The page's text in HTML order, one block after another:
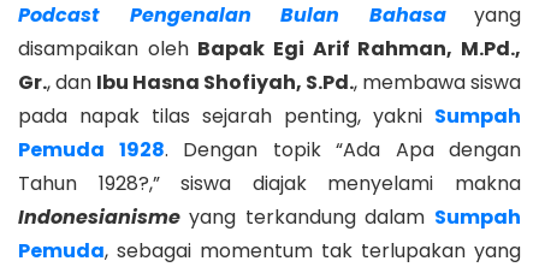
Podcast Pengenalan Bulan Bahasa
yang
disampaikan oleh Bapak Egi Arif Rahman, M.Pd.,
Gr., dan Ibu Hasna Shofiyah, S.Pd., membawa siswa
pada napak tilas sejarah penting, yakni Sumpah
Pemuda 1928. Dengan topik “Ada Apa dengan
Tahun 1928?,” siswa diajak menyelami makna
Indonesianisme yang terkandung dalam Sumpah
Pemuda, sebagai momentum tak terlupakan yang